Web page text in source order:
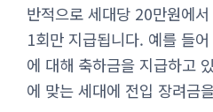
반적으로 세대당 20만원에
1회만 지급됩니다. 예를 들
에 대해 축하금을 지급하고
에 맞는 세대에 전입 장려금